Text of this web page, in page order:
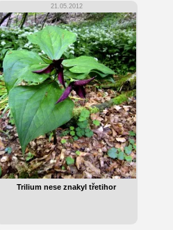
21.05.2012
Trilium nese znakyl třetihor